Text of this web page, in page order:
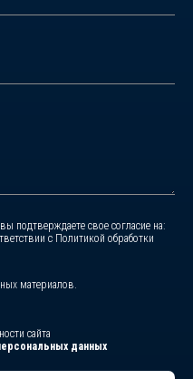
подтверждаете свое согласие на:
с Политикой обработки
материалов.
сайта
данных